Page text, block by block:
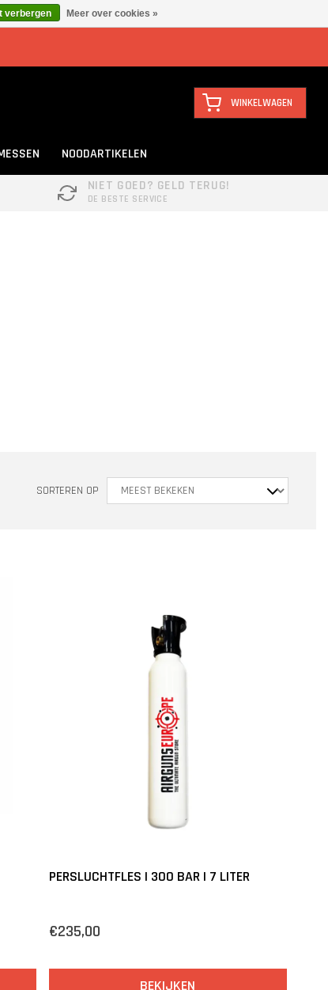
WINKELWAGEN
NOODARTIKELEN
NIET GOED? GELD TERUG!
DE BESTE SERVICE
SORTEREN OP
PERSLUCHTFLES | 300 BAR | 7 LITER
€235,00
BEKIJKEN
verbergen Meer over cookies »